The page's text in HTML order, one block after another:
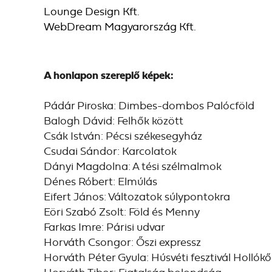
Lounge Design Kft.
WebDream Magyarország Kft.
A honlapon szereplő képek:
Pádár Piroska: Dimbes-dombos Palócföld
Balogh Dávid: Felhők között
Csák István: Pécsi székesegyház
Csudai Sándor: Karcolatok
Dányi Magdolna: A tési szélmalmok
Dénes Róbert: Elmúlás
Eifert János: Változatok súlypontokra
Eöri Szabó Zsolt: Föld és Menny
Farkas Imre: Párisi udvar
Horváth Csongor: Őszi expressz
Horváth Péter Gyula: Húsvéti fesztivál